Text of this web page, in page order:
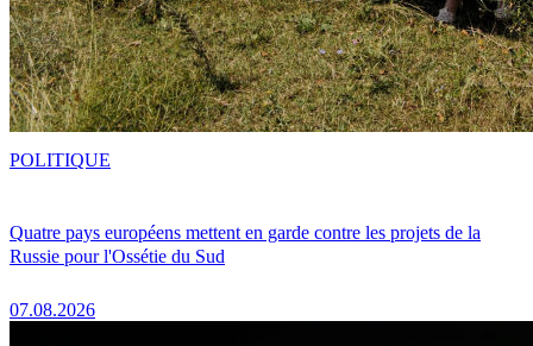
Quatre pays européens mettent en garde contre les projets de la
Russie pour l'Ossétie du Sud
07.08.2026
POLITIQUE